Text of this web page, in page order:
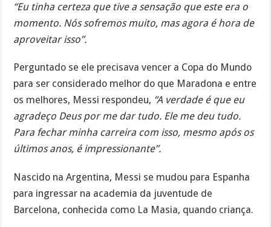
“Eu tinha certeza que tive a sensação que este era o
momento. Nós sofremos muito, mas agora é hora de
aproveitar isso”.
Perguntado se ele precisava vencer a Copa do Mundo
para ser considerado melhor do que Maradona e entre
os melhores, Messi respondeu, “A verdade é que eu
agradeço Deus por me dar tudo. Ele me deu tudo.
Para fechar minha carreira com isso, mesmo após os
últimos anos, é impressionante”.
Nascido na Argentina, Messi se mudou para Espanha
para ingressar na academia da juventude de
Barcelona, conhecida como La Masia, quando criança.